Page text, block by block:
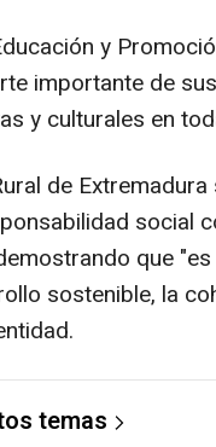
y
importante de
y culturales en
de
social
que
sostenible, la
temas